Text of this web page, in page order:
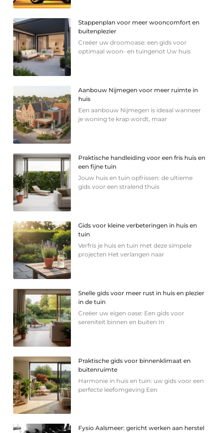
Stappenplan voor meer wooncomfort en
buitenplezier
Creëer uw droomoase: een gids voor
optimaal woon- en tuingenot Uw huis
Aanbouw Nijmegen voor meer ruimte in
huis
Een aanbouw Nijmegen is ideaal wanneer
je woning te krap wordt, maar
Praktische handleiding voor een fris huis en
een fijne tuin
Jouw huis en tuin opfrissen: de ultieme
gids voor een stralend thuis
Gids voor kleine verbeteringen in huis en
tuin
Verfris je huis en tuin met deze simpele
projecten Het verlangen naar
Snelle gids voor meer rust in huis en plezier
in de tuin
Creëer uw eigen oase: Een gids voor
sereniteit binnen en buiten In
Praktische gids voor binnenklimaat en
buitenruimte
Harmonie in huis en tuin: uw gids voor een
perfecte leefomgeving Een
Fysio Aalsmeer: gericht werken aan herstel